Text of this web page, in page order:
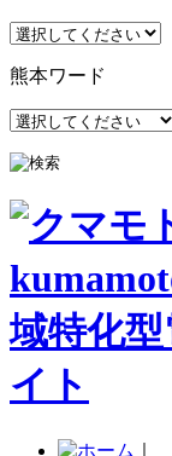
熊本ワード